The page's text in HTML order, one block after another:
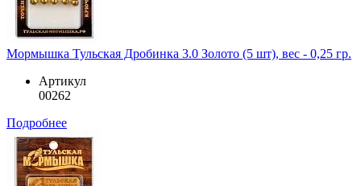
Мормышка Тульская Дробинка 3.0 Золото (5 шт), вес - 0,25 гр.
Артикул
00262
Подробнее